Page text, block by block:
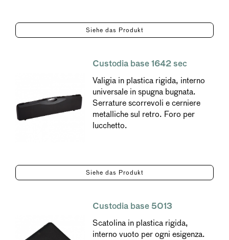
Siehe das Produkt
Custodia base 1642 sec
Valigia in plastica rigida, interno
universale in spugna bugnata.
Serrature scorrevoli e cerniere
metalliche sul retro. Foro per
lucchetto.
Siehe das Produkt
Custodia base 5013
Scatolina in plastica rigida,
interno vuoto per ogni esigenza.